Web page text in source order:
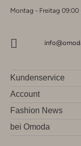
Montag - Freitag 09:00
Kundenservice
Account
Fashion News
bei Omoda